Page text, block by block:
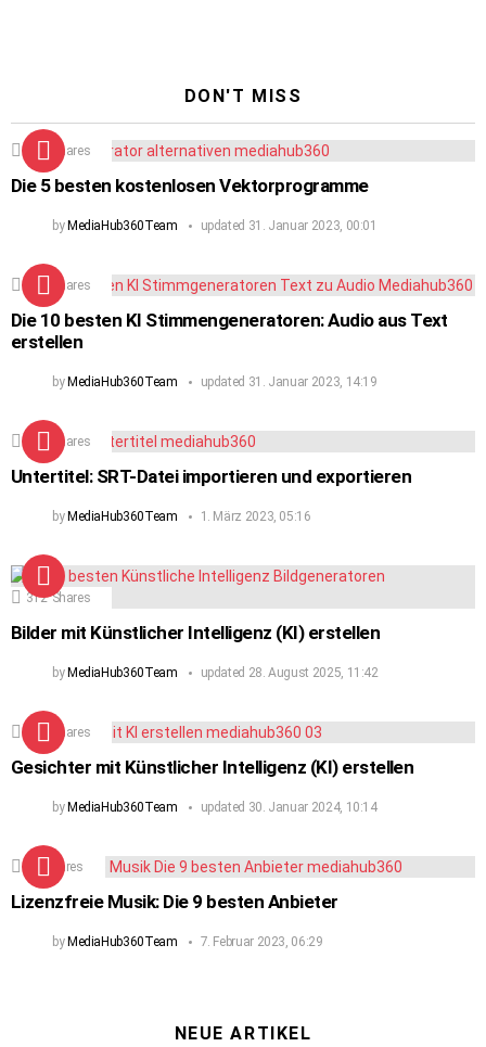
DON'T MISS
Shares
Die 5 besten kostenlosen Vektorprogramme
byMediaHub360Team updated 31. Januar 2023, 00:01
Shares
Die 10 besten KI Stimmengeneratoren: Audio aus Text
erstellen
byMediaHub360Team updated 31. Januar 2023, 14:19
Shares
Untertitel: SRT-Datei importieren und exportieren
byMediaHub360Team 1. März 2023, 05:16
312 Shares
Bilder mit Künstlicher Intelligenz (KI) erstellen
byMediaHub360Team updated 28. August 2025, 11:42
Shares
Gesichter mit Künstlicher Intelligenz (KI) erstellen
byMediaHub360Team updated 30. Januar 2024, 10:14
Shares
Lizenzfreie Musik: Die 9 besten Anbieter
byMediaHub360Team 7. Februar 2023, 06:29
NEUE ARTIKEL